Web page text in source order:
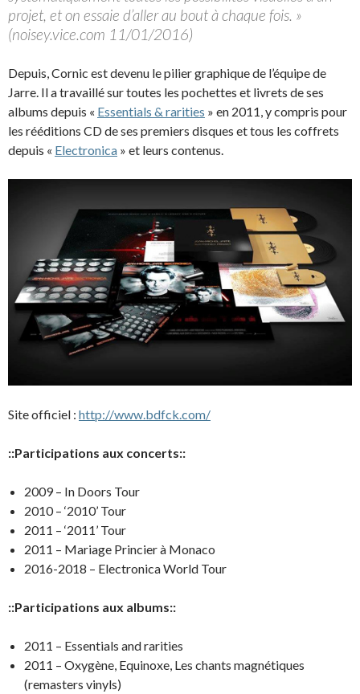
projet, et on essaie d’aller au bout à chaque fois. »
(noisey.vice.com 11/01/2016)
Depuis, Cornic est devenu le pilier graphique de l’équipe de
Jarre. Il a travaillé sur toutes les pochettes et livrets de ses
albums depuis « Essentials & rarities » en 2011, y compris pour
les rééditions CD de ses premiers disques et tous les coffrets
depuis « Electronica » et leurs contenus.
Site officiel : http://www.bdfck.com/
::Participations aux concerts::
2009 – In Doors Tour
2010 – ‘2010’ Tour
2011 – ‘2011’ Tour
2011 – Mariage Princier à Monaco
2016-2018 – Electronica World Tour
::Participations aux albums::
2011 – Essentials and rarities
2011 – Oxygène, Equinoxe, Les chants magnétiques
(remasters vinyls)